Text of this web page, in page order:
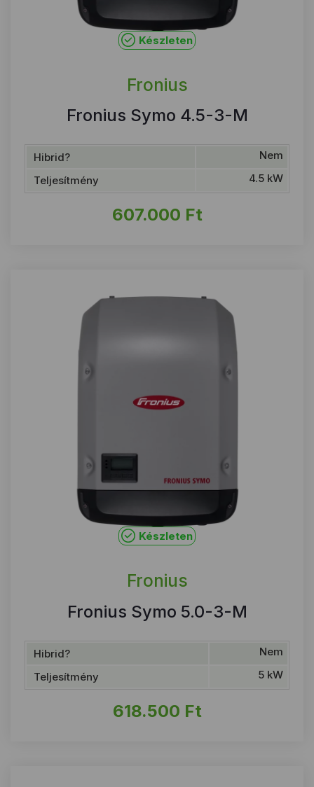
Készleten
Fronius
Fronius Symo 4.5-3-M
Hibrid?
Nem
Teljesítmény
4.5 kW
607.000 Ft
Készleten
Fronius
Fronius Symo 5.0-3-M
Hibrid?
Nem
Teljesítmény
5 kW
618.500 Ft